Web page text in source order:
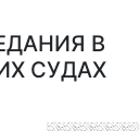
В
СУДАХ